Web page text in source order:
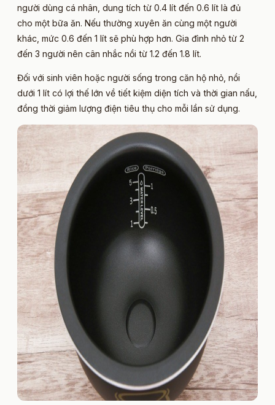
người dùng cá nhân, dung tích từ 0.4 lít đến 0.6 lít là đủ
cho một bữa ăn. Nếu thường xuyên ăn cùng một người
khác, mức 0.6 đến 1 lít sẽ phù hợp hơn. Gia đình nhỏ từ 2
đến 3 người nên cân nhắc nồi từ 1.2 đến 1.8 lít.
Đối với sinh viên hoặc người sống trong căn hộ nhỏ, nồi
dưới 1 lít có lợi thế lớn về tiết kiệm diện tích và thời gian nấu,
đồng thời giảm lượng điện tiêu thụ cho mỗi lần sử dụng.